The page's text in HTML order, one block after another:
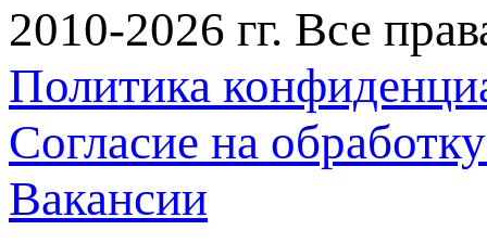
2010-2026 гг. Все
Политика
Согласие на
Вакансии